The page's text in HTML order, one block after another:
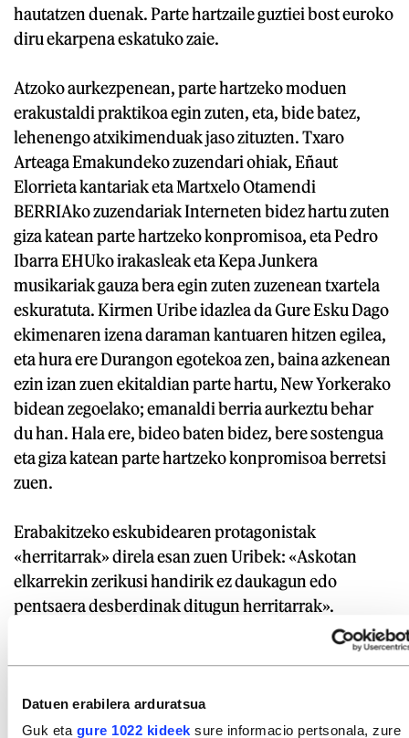
Datuen erabilera arduratsua
Guk eta gure 1022 kideek sure informacio pertsonala, zure
hautatzen duenak. Parte hartzaile guztiei bost euroko
diru ekarpena eskatuko zaie.
Atzoko aurkezpenean, parte hartzeko moduen
erakustaldi praktikoa egin zuten, eta, bide batez,
lehenengo atxikimenduak jaso zituzten. Txaro
Arteaga Emakundeko zuzendari ohiak, Eñaut
Elorrieta kantariak eta Martxelo Otamendi
BERRIAko zuzendariak Interneten bidez hartu zuten
giza katean parte hartzeko konpromisoa, eta Pedro
Ibarra EHUko irakasleak eta Kepa Junkera
musikariak gauza bera egin zuten zuzenean txartela
eskuratuta. Kirmen Uribe idazlea da Gure Esku Dago
ekimenaren izena daraman kantuaren hitzen egilea,
eta hura ere Durangon egotekoa zen, baina azkenean
ezin izan zuen ekitaldian parte hartu, New Yorkerako
bidean zegoelako; emanaldi berria aurkeztu behar
du han. Hala ere, bideo baten bidez, bere sostengua
eta giza katean parte hartzeko konpromisoa berretsi
zuen.
Erabakitzeko eskubidearen protagonistak
«herritarrak» direla esan zuen Uribek: «Askotan
elkarrekin zerikusi handirik ez daukagun edo
pentsaera desberdinak ditugun herritarrak».
Herritar horiek guztiak erabakitzeko eskubidearen
aldarriak batzen dituela gaineratu zuen, «iraganera
herritar zoriontsuak, herri libre batean».